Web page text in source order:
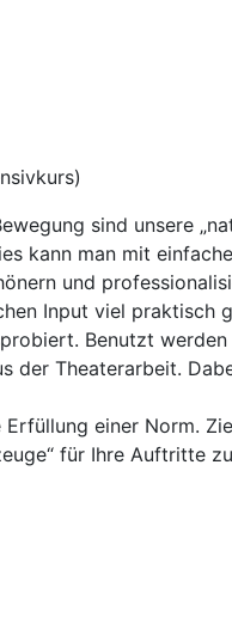
sind unsere
kann man mit
und
Input viel praktisch
Benutzt werden
der Theaterarbeit.
einer Norm.
für Ihre Auftritte